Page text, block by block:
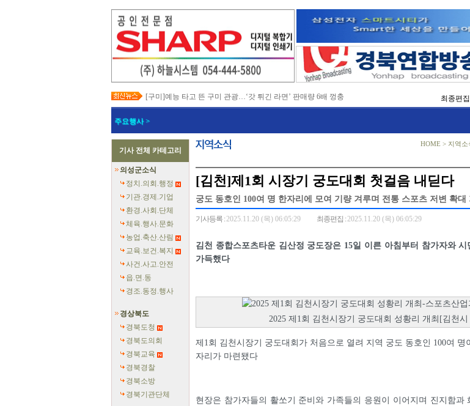
[구미]예능 타고 뜬 구미 관광…‘갓 튀긴 라면’ 판매량 6배 껑충
[경북교육청]일본 방위백서 독도 영유권 주장 강력 규탄
[경북도청]지역별 전기요금제 조속 시행 촉구
[포항]박용선 포항시장, '민생·안전 중심, 실행으로 변화 만들겠다'
[칠곡]북삼오평일반산업단지 보상 절차 본격화
[의성]최유철 의성군수, 청년단체 만나 지역 정착 해법 모색
[예천]회장기 대학·실업 양궁대회 첫 유치
[예천]예천군의회, 반부패·청렴·갑질 예방 교육
[영덕]여름 성수기 해수욕장 합동 안전점검
최종편집
주요행사 >
기사 전체 카테고리
의성군소식
정치.의회.행정
기관.경제.기업
환경.사회.단체
체육.행사.문화
농업.축산.산림
교육.보건.복지
사건.사고.안전
읍.면.동
경조.동정.행사
경상북도
경북도청
경북도의회
경북교육
경북경찰
경북소방
경북기관단체
HOME > 지역소
[김천]제1회 시장기 궁도대회 첫걸음 내딛다
궁도 동호인 100여 명 한자리에 모여 기량 겨루며 전통 스포츠 저변 확대
기사등록 :2025.11.20 (목) 06:05:29 최종편집 :2025.11.20 (목) 06:05:29
김천 종합스포츠타운 김산정 궁도장은 15일 이른 아침부터 참가자와
가득했다
2025 제1회 김천시장기 궁도대회 성황리 개최[김천시
제1회 김천시장기 궁도대회가 처음으로 열려 지역 궁도 동호인 100여 명
자리가 마련됐다
현장은 참가자들의 활쏘기 준비와 가족들의 응원이 이어지며 진지함과